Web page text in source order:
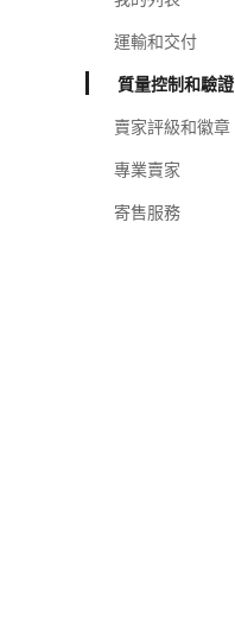
運輸和交付
質量控制和驗證
賣家評級和徽章
專業賣家
寄售服務